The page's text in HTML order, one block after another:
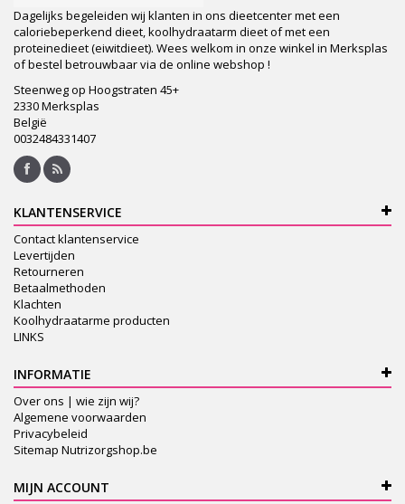
Dagelijks begeleiden wij klanten in ons dieetcenter met een
caloriebeperkend dieet, koolhydraatarm dieet of met een
proteinedieet (eiwitdieet). Wees welkom in onze winkel in Merksplas
of bestel betrouwbaar via de online webshop !
Steenweg op Hoogstraten 45+
2330 Merksplas
België
0032484331407
KLANTENSERVICE
Contact klantenservice
Levertijden
Retourneren
Betaalmethoden
Klachten
Koolhydraatarme producten
LINKS
INFORMATIE
Over ons | wie zijn wij?
Algemene voorwaarden
Privacybeleid
Sitemap Nutrizorgshop.be
MIJN ACCOUNT